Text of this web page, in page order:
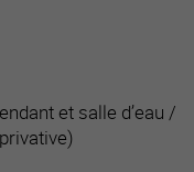
et salle d’eau /